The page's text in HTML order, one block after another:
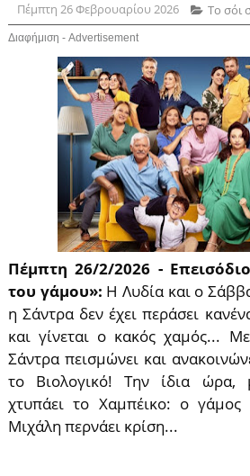
Πέμπτη 26 Φεβρουαρίου 2026 Το σόι
Διαφήμιση - Advertisement
Πέμπτη 26/2/2026 -
του γάμου»: Η Λυδία και ο
η Σάντρα δεν έχει περάσει
και γίνεται ο κακός χαμός...
Σάντρα πεισμώνει και
το Βιολογικό! Την ίδια
χτυπάει το Χαμπέικο: ο
Μιχάλη περνάει κρίση...